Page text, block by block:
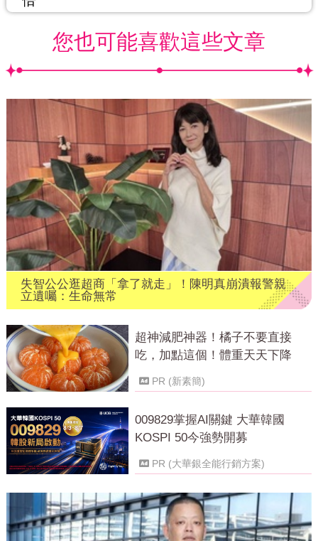
您也可能喜歡這些文章
失智公公逛超商「拿了就走」！陳明真崩潰報警親
立遺囑：生命無常
超神減肥神器！橘子不要直接
吃，加點這個！體重天天下降
PR (新素簡)
009829掌握AI關鍵 大華韓國
KOSPI 50今強勢開募
PR (大華銀全能行銷方案)